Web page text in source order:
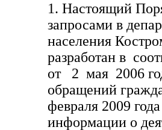
1. Настоящий
запросами в
населения
разработан в
от 2 мая 2006
обращений
февраля 2009
информации о